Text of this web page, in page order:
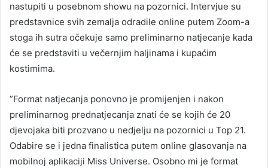
nastupiti u posebnom showu na pozornici. Intervjue su
predstavnice svih zemalja odradile online putem Zoom-a
stoga ih sutra očekuje samo preliminarno natjecanje kada
će se predstaviti u večernjim haljinama i kupaćim
kostimima.
”Format natjecanja ponovno je promijenjen i nakon
preliminarnog prednatjecanja znati će se kojih će 20
djevojaka biti prozvano u nedjelju na pozornici u Top 21.
Odabire se i jedna finalistica putem online glasovanja na
mobilnoj aplikaciji Miss Universe. Osobno mi je format